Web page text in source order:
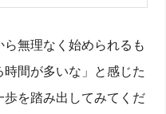
無理なく始められるも
間が多いな」と感じた
を踏み出してみてくだ